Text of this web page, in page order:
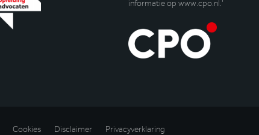
informatie op www.cpo.nl.’
Cookies Disclaimer Privacyverklaring